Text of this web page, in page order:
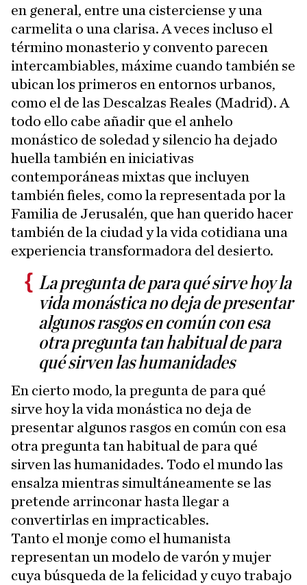
en general, entre una cisterciense y una
carmelita o una clarisa. A veces incluso el
término monasterio y convento parecen
intercambiables, máxime cuando también se
ubican los primeros en entornos urbanos,
como el de las Descalzas Reales (Madrid). A
todo ello cabe añadir que el anhelo
monástico de soledad y silencio ha dejado
huella también en iniciativas
contemporáneas mixtas que incluyen
también fieles, como la representada por la
Familia de Jerusalén, que han querido hacer
también de la ciudad y la vida cotidiana una
experiencia transformadora del desierto.
La pregunta de para qué sirve hoy la
vida monástica no deja de presentar
algunos rasgos en común con esa
otra pregunta tan habitual de para
qué sirven las humanidades
En cierto modo, la pregunta de para qué
sirve hoy la vida monástica no deja de
presentar algunos rasgos en común con esa
otra pregunta tan habitual de para qué
sirven las humanidades. Todo el mundo las
ensalza mientras simultáneamente se las
pretende arrinconar hasta llegar a
convertirlas en impracticables.
Tanto el monje como el humanista
representan un modelo de varón y mujer
cuya búsqueda de la felicidad y cuyo trabajo